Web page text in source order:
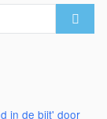
in de bijt' door